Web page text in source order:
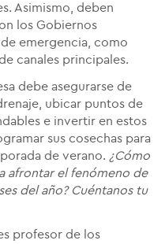
Asimismo, deben
los Gobiernos
emergencia, como
canales principales.
debe asegurarse de
ubicar puntos de
e invertir en estos
sus cosechas para
de verano. ¿Cómo
afrontar el fenómeno de
del año? Cuéntanos tu
profesor de los